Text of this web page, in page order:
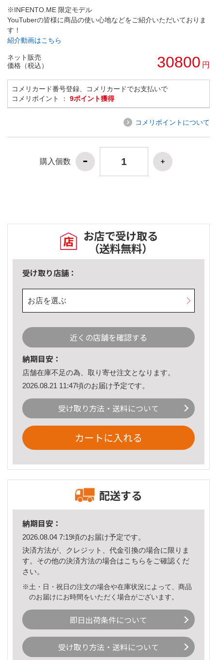
※INFENTO.ME 限定モデル
YouTuberの皆様に商品の使い心地などをご紹介いただいておりま
す！
紹介動画はこちら
ネット販売
価格（税込）
30800 円
コメリカード番号登録、コメリカードでお支払いで
コメリポイント ： 9ポイント獲得
コメリポイントについて
購入個数
お店で受け取る
（送料無料）
受け取り店舗：
お店を選ぶ
近くの店舗を確認する
納期目安：
店舗在庫不足の為、取り寄せ注文となります。
2026.08.21 11:47頃のお届け予定です。
受け取り方法・送料について
カートに入れる
配送する
納期目安：
2026.08.04 7:19頃のお届け予定です。
決済方法が、クレジット、代金引換の場合に限りま
す。その他の決済方法の場合はこちら をご確認くだ
さい。
※土・日・祝日の注文の場合や在庫状況によって、商品
のお届けにお時間をいただく場合がございます。
即日出荷条件について
受け取り方法・送料について